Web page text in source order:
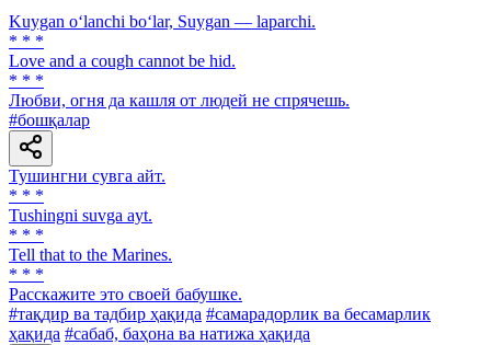
Kuygan o‘lanchi bo‘lar, Suygan — laparchi.
* * *
Love and a cough cannot be hid.
* * *
Любви, огня да кашля от людей не спрячешь.
#бошқалар
Тушингни сувга айт.
* * *
Tushingni suvga ayt.
* * *
Tell that to the Marines.
* * *
Расскажите это своей бабушке.
#тақдир ва тадбир ҳақида #самарадорлик ва бесамарлик
ҳақида #сабаб, баҳона ва натижа ҳақида